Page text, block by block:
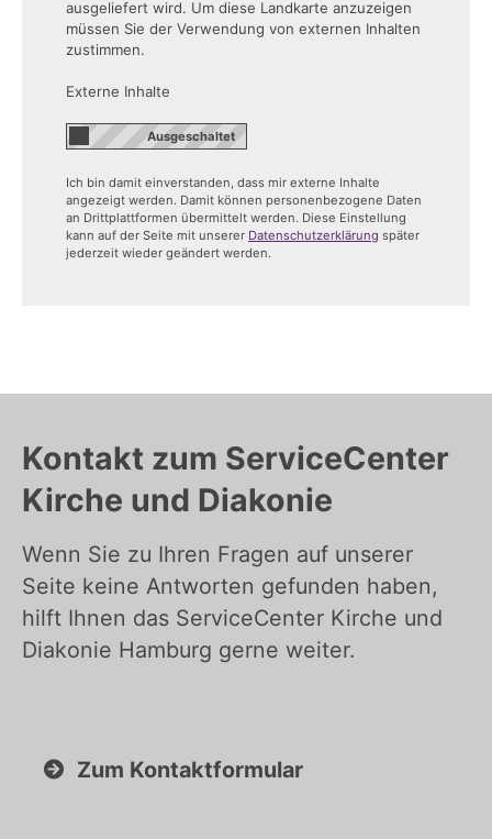
ausgeliefert wird. Um diese Landkarte anzuzeigen
müssen Sie der Verwendung von externen Inhalten
zustimmen.
Externe Inhalte
Ich bin damit einverstanden, dass mir externe Inhalte
angezeigt werden. Damit können personenbezogene Daten
an Drittplattformen übermittelt werden. Diese Einstellung
kann auf der Seite mit unserer Datenschutzerklärung später
jederzeit wieder geändert werden.
Kontakt zum ServiceCenter
Kirche und Diakonie
Wenn Sie zu Ihren Fragen auf unserer
Seite keine Antworten gefunden haben,
hilft Ihnen das ServiceCenter Kirche und
Diakonie Hamburg gerne weiter.
Zum Kontaktformular